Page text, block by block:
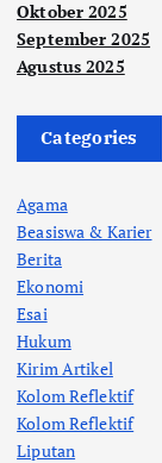
Oktober 2025
September 2025
Agustus 2025
Categories
Agama
Beasiswa & Karier
Berita
Ekonomi
Esai
Hukum
Kirim Artikel
Kolom Reflektif
Kolom Reflektif
Liputan